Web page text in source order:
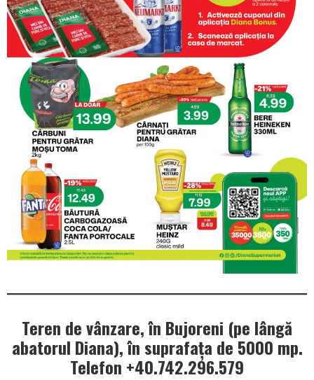
Teren de vânzare, în Bujoreni (pe lângă
abatorul Diana), în suprafața de 5000 mp.
Telefon +40.742.296.579